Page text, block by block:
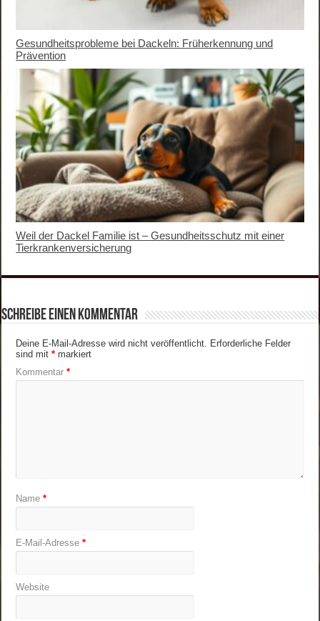
Gesundheitsprobleme bei Dackeln: Früherkennung und
Prävention
Weil der Dackel Familie ist – Gesundheitsschutz mit einer
Tierkrankenversicherung
Schreibe einen Kommentar
Deine E-Mail-Adresse wird nicht veröffentlicht.
Erforderliche Felder
sind mit* markiert
Kommentar*
Name*
E-Mail-Adresse*
Website